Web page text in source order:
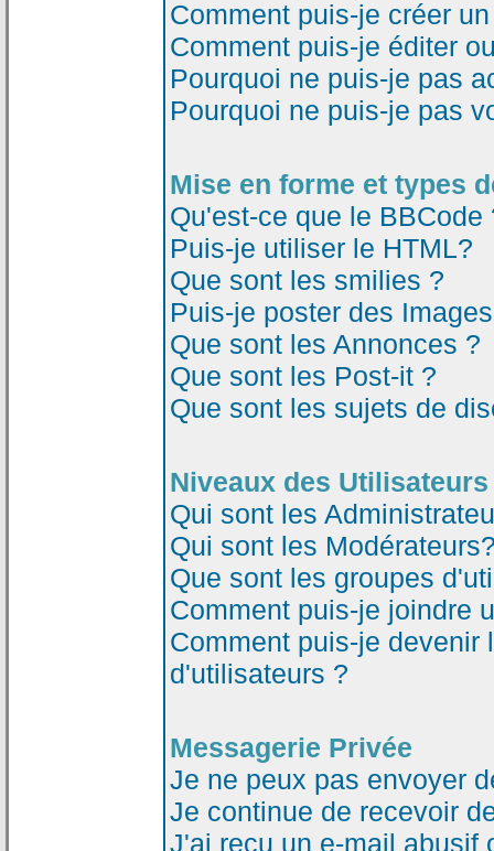
Comment puis-je créer
Comment puis-je éditer
Pourquoi ne puis-je pas
Pourquoi ne puis-je pas
Mise en forme et types
Qu'est-ce que le BBCode
Puis-je utiliser le HTML?
Que sont les smilies ?
Puis-je poster des
Que sont les Annonces ?
Que sont les Post-it ?
Que sont les sujets de
Niveaux des
Qui sont les
Qui sont les
Que sont les groupes
Comment puis-je joindre
Comment puis-je devenir
d'utilisateurs ?
Messagerie Privée
Je ne peux pas envoyer
Je continue de recevoir
J'ai reçu un e-mail abusif